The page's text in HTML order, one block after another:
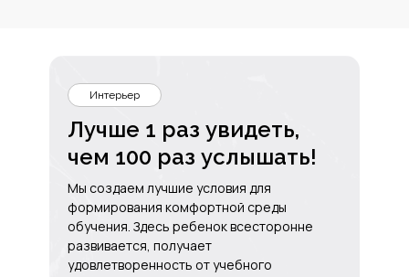
Лучше 1 раз увидеть,
чем 100 раз услышать!
Интерьер
Мы создаем лучшие условия для
формирования комфортной среды
обучения. Здесь ребенок всесторонне
развивается, получает
удовлетворенность от учебного